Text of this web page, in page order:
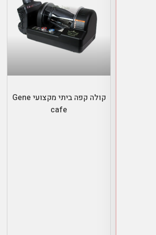
בחר אפשרויות
קולה קפה ביתי מקצועי Gene
cafe